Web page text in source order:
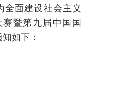
面建设社会主义
暨第九届中国国
如下：